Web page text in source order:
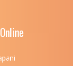
RAJA ALI HAJI